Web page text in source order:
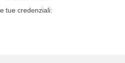
tue credenziali: